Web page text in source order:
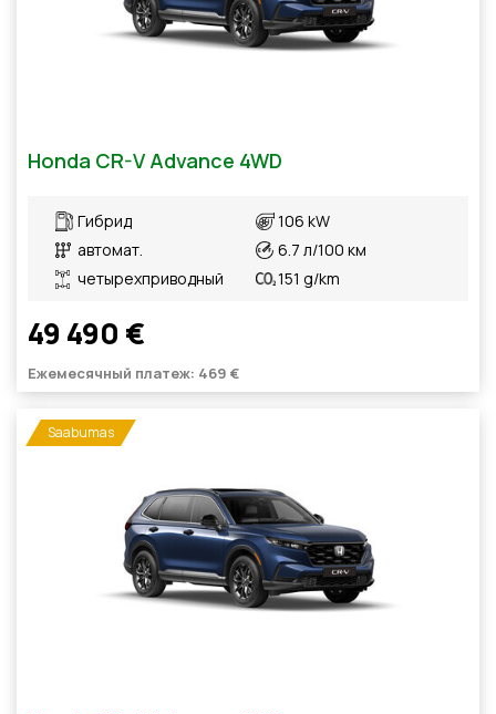
Honda CR-V Advance 4WD
Гибрид
автомат.
четырехприводный
106 kW
6.7 л/100 км
151 g/km
49 490 €
Ежемесячный платеж: 469 €
Saabumas